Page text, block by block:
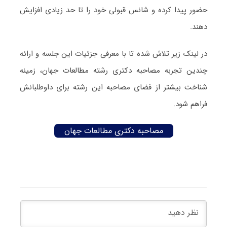
حضور پیدا کرده و شانس قبولی خود را تا حد زیادی افزایش
دهند.
در لینک زیر تلاش شده تا با معرفی جزئیات این جلسه و ارائه
چندین تجربه مصاحبه دکتری رشته مطالعات جهان، زمینه
شناخت بیشتر از فضای مصاحبه این رشته برای داوطلبانش
فراهم شود.
مصاحبه دکتری مطالعات جهان